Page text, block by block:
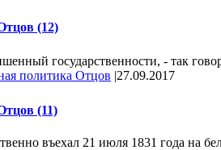
(12)
государственности, - так
политика Отцов |27.09.2017
(11)
въехал 21 июля 1831 года на